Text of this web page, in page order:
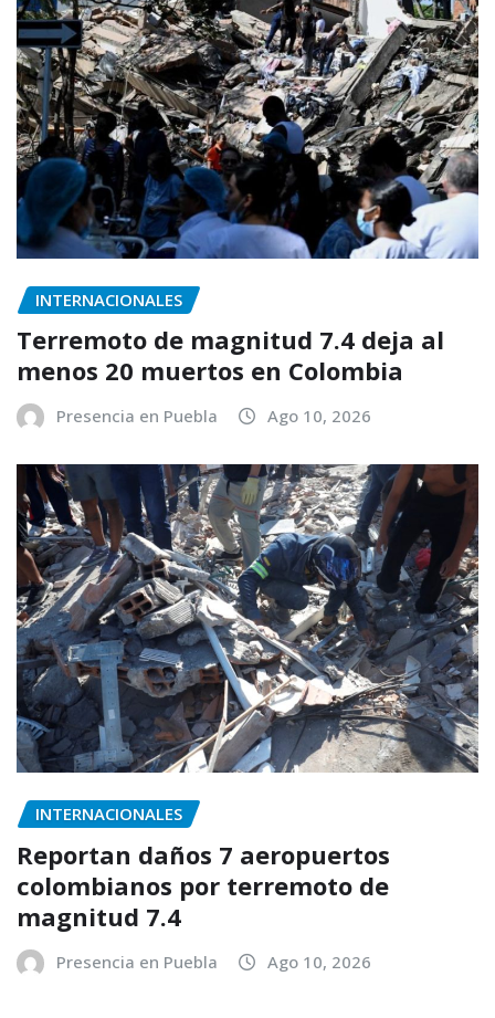
INTERNACIONALES
Terremoto de magnitud 7.4 deja al
menos 20 muertos en Colombia
Presencia en Puebla Ago 10, 2026
INTERNACIONALES
Reportan daños 7 aeropuertos
colombianos por terremoto de
magnitud 7.4
Presencia en Puebla Ago 10, 2026